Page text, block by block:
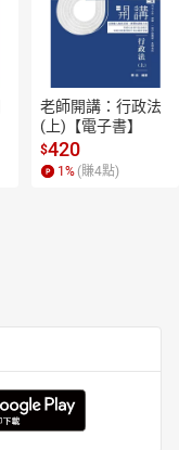
老師開講：行政法
(上)【電子書】
$420
1 % (賺4點)